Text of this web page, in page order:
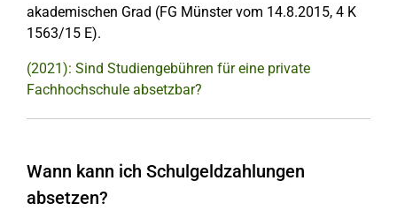
akademischen Grad (FG Münster vom 14.8.2015, 4 K
1563/15 E).
(2021): Sind Studiengebühren für eine private
Fachhochschule absetzbar?
Wann kann ich Schulgeldzahlungen
absetzen?